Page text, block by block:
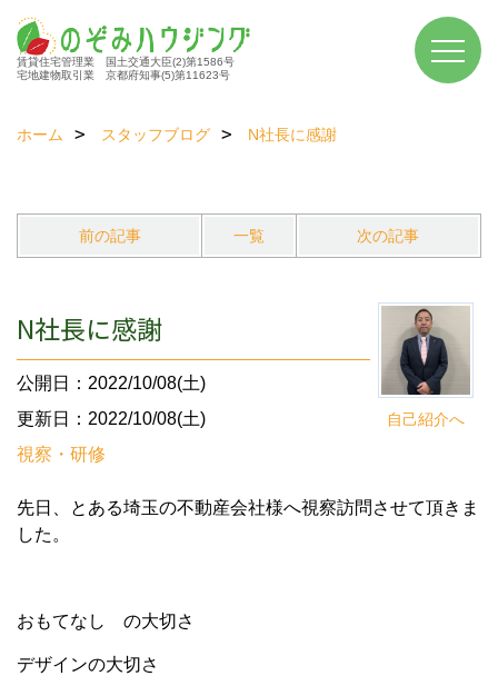
賃貸住宅管理業 国土交通大臣(2)第1586号
宅地建物取引業 京都府知事(5)第11623号
ホーム スタッフブログ N社長に感謝
前の記事 一覧 次の記事
自己紹介へ
N社長に感謝
公開日：2022/10/08(土)
更新日：2022/10/08(土)
視察・研修
先日、とある埼玉の不動産会社様へ視察訪問させて頂きま
した。
おもてなし の大切さ
デザインの大切さ